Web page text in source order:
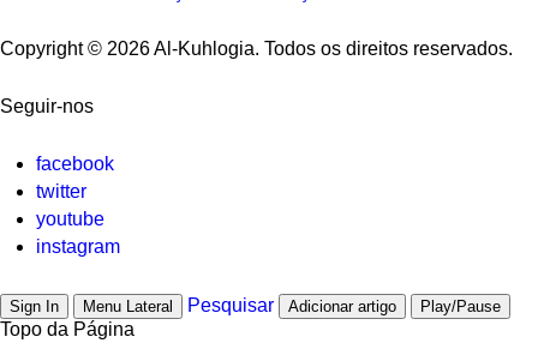
Copyright © 2026 Al-Kuhlogia. Todos os direitos reservados.
Seguir-nos
facebook
twitter
youtube
instagram
Sign In Menu Lateral Pesquisar Adicionar artigo Play/Pause
Topo da Página